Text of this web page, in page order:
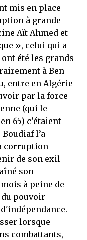
mis en place
à grande
Aït Ahmed et
», celui qui a
été les grands
à Ben
entre en Algérie
par la force
(qui le
65) c’étaient
l’a
corruption
de son exil
son
à peine de
pouvoir
lorsque
combattants,